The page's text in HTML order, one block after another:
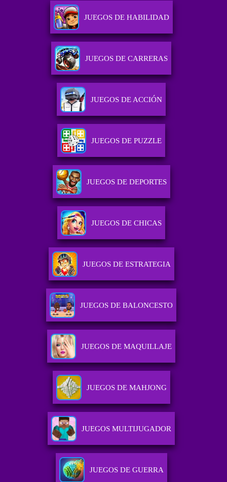
JUEGOS DE HABILIDAD
JUEGOS DE CARRERAS
JUEGOS DE ACCIÓN
JUEGOS DE PUZZLE
JUEGOS DE DEPORTES
JUEGOS DE CHICAS
JUEGOS DE ESTRATEGIA
JUEGOS DE BALONCESTO
JUEGOS DE MAQUILLAJE
JUEGOS DE MAHJONG
JUEGOS MULTIJUGADOR
JUEGOS DE GUERRA